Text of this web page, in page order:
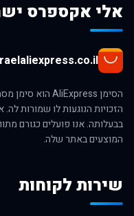
אלי אקספרס
בבעלותה. אנו פועלים כגורם
המוצעים באתר שלה.
שירות לקוחות